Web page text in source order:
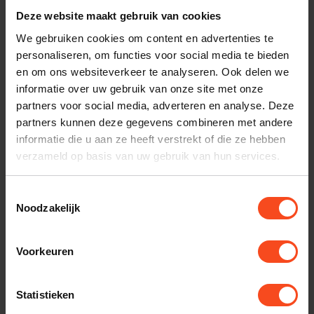
Deze website maakt gebruik van cookies
We gebruiken cookies om content en advertenties te
personaliseren, om functies voor social media te bieden
en om ons websiteverkeer te analyseren. Ook delen we
informatie over uw gebruik van onze site met onze
partners voor social media, adverteren en analyse. Deze
partners kunnen deze gegevens combineren met andere
informatie die u aan ze heeft verstrekt of die ze hebben
verzameld op basis van uw gebruik van hun services.
Noodzakelijk
Voorkeuren
Statistieken
klantenservice.
Interesse in product
Maak een luisterafspraak
Productomschrijving
Reviews